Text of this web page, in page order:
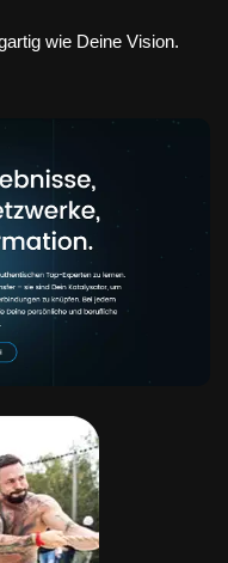
wie Deine Vision.